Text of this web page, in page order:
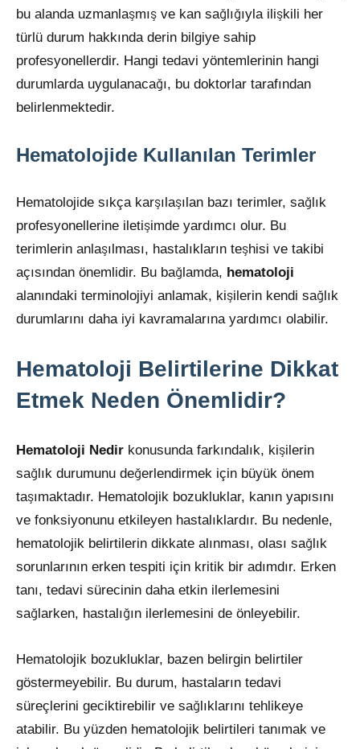
bu alanda uzmanlaşmış ve kan sağlığıyla ilişkili her
türlü durum hakkında derin bilgiye sahip
profesyonellerdir. Hangi tedavi yöntemlerinin hangi
durumlarda uygulanacağı, bu doktorlar tarafından
belirlenmektedir.
Hematolojide Kullanılan Terimler
Hematolojide sıkça karşılaşılan bazı terimler, sağlık
profesyonellerine iletişimde yardımcı olur. Bu
terimlerin anlaşılması, hastalıkların teşhisi ve takibi
açısından önemlidir. Bu bağlamda, hematoloji
alanındaki terminolojiyi anlamak, kişilerin kendi sağlık
durumlarını daha iyi kavramalarına yardımcı olabilir.
Hematoloji Belirtilerine Dikkat
Etmek Neden Önemlidir?
Hematoloji Nedir konusunda farkındalık, kişilerin
sağlık durumunu değerlendirmek için büyük önem
taşımaktadır. Hematolojik bozukluklar, kanın yapısını
ve fonksiyonunu etkileyen hastalıklardır. Bu nedenle,
hematolojik belirtilerin dikkate alınması, olası sağlık
sorunlarının erken tespiti için kritik bir adımdır. Erken
tanı, tedavi sürecinin daha etkin ilerlemesini
sağlarken, hastalığın ilerlemesini de önleyebilir.
Hematolojik bozukluklar, bazen belirgin belirtiler
göstermeyebilir. Bu durum, hastaların tedavi
süreçlerini geciktirebilir ve sağlıklarını tehlikeye
atabilir. Bu yüzden hematolojik belirtileri tanımak ve